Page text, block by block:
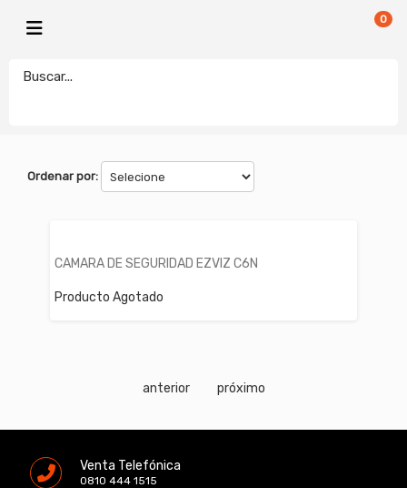
0
electronicamegatonesrl
Ordenar por:
CAMARA DE SEGURIDAD EZVIZ C6N
Producto Agotado
anterior próximo
Venta Telefónica
0810 444 1515